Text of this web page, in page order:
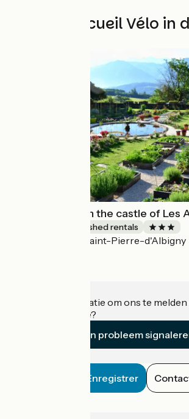
Andere Accueil Vélo in
"Le Cottage" - In the castle of Les
Lodgings and furnished rentals
Saint-Pierre-d'Albigny
Heeft u informatie om ons te
accommodatie?
Een probleem
Enregistrer